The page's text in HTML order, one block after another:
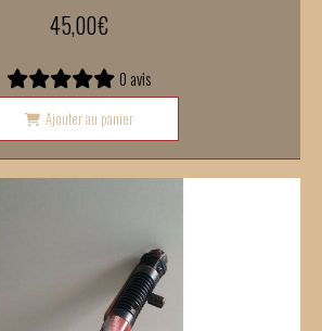
45,00€
0 avis
Ajouter au panier